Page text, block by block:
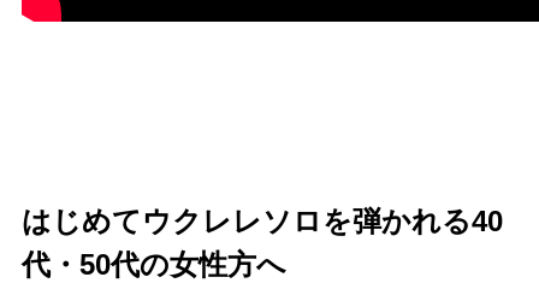
はじめてウクレレソロを弾かれる40
代・50代の女性方へ